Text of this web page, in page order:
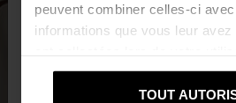
peuvent combiner celles-ci
informations que vous leur
services.
TOUT